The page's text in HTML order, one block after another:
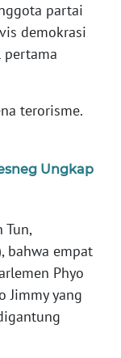
partai
demokrasi
pertama
terorisme.
Ungkap
Tun,
bahwa empat
Phyo
Jimmy yang